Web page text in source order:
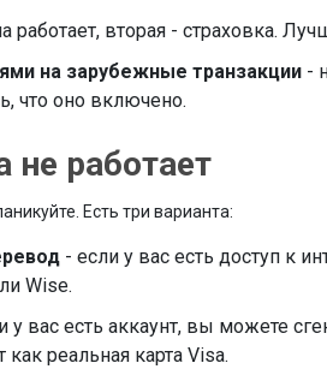
работает, вторая - страховка.
на зарубежные транзакции -
что оно включено.
не работает
Есть три варианта:
- если у вас есть доступ к
Wise.
у вас есть аккаунт, вы можете
реальная карта Visa.